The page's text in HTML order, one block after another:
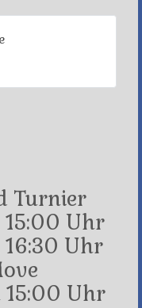
Turnier
15:00 Uhr
Uhr
15:00 Uhr